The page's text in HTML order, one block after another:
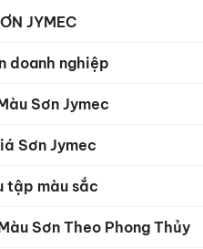
JYMEC
doanh nghiệp
Sơn Jymec
Sơn Jymec
tập màu sắc
Sơn Theo Phong Thủy